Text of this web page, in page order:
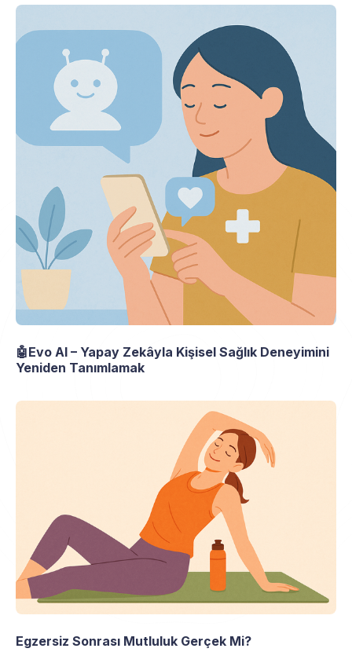
🤖Evo AI – Yapay Zekâyla Kişisel Sağlık Deneyimini
Yeniden Tanımlamak
Egzersiz Sonrası Mutluluk Gerçek Mi?